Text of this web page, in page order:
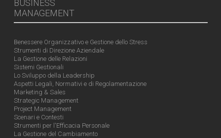
BUSINESS
MANAGEMENT
Benessere Organizzativo e Gestione dello Stress
Strumenti di Direzione Aziendale
La Gestione delle Relazioni
Sistemi Gestionali
Lo Sviluppo della Leadership
Aspetti Legali, Normativi e di Regolamentazione
Marketing & Sales
Strategic Management
Project Management
Scenari e Contesti
Strumenti per l'Efficacia Personale
La Gestione del Cambiamento